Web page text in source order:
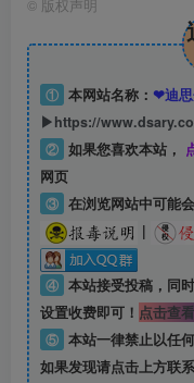
© 版权声明
① 本网站名称： ❤迪思
▶https://
② 如果您喜欢本站，
网页
③ 在浏览网站中可能
|
④ 本站接受投稿，同
设置收费即可！ 点击查看
⑤ 本站一律禁止以任
如果发现请点击上方联